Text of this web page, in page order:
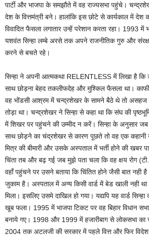
पार्टी और भाजपा के समझौते में वह राज्यसभा पहुंचे।
देश के वित्तमंत्री बने। हालांकि इस छोटे से कार्यकाल में देश
विवादित फैसला लगातार उन्हें परेशान करता रहा। 1993
यशवंत सिन्हा लम्बे अरसे तक अपने राजनीतिक गुरु और
करने से बचते रहे।
सिन्हा ने अपनी आत्मकथा RELENTLESS में लिखा है
साथ छोड़ना बेहद तकलीफदेह और मुश्किल फैसला था। काफी
वह भोंडसी आश्रम में चन्द्रशेखर के सामने बैठे थे तो असहज
तोड़ा था। चन्द्रशेखर ने सिन्हा से कहा था कि संघ की
में शिखर पर पहुंचने की उम्मीद न करें। सिन्हा के अनुसार
साथ छोड़ने का चंद्रशेखर से कारण पूछते तो वह एक कहानी
मित्र की बीमारी और उसके अस्पताल में भर्ती होने की खबर
चिंता तब और बढ़ गई जब मुझे पता चला कि वह क्षय रोग
वहाँ पहुंचने पर उसने बताया कि चिंतित होने जैसी बात नही
जुकाम है। अस्पताल में अन्य किसी वार्ड में बेड खाली नही
मिला। इसलिए उसमे दाखिल हो गया। यद्यपि यह वार्ड
खूब फला। 1995 में भाजपा टिकट पर वह बिहार विधान
बनाये गए। 1998 और 1999 में हजारीबाग से लोकसभा
2004 तक अटलजी की सरकार में पहले वित्त और फिर